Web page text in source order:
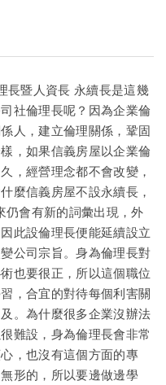
長暨人資長 永續長是這幾
社倫理長呢？因為企業倫
人，建立倫理關係，鞏固
，如果信義房屋以企業倫
，經營理念都不會改變，
麼信義房屋不設永續長，
仍會有新的詞彙出現，外
此設倫理長便能延續設立
公司宗旨。身為倫理長對
也要很正，所以這個職位
，合宜的對待每個利害關
。為什麼很多企業沒辦法
難設，身為倫理長會非常
，也沒有這個方面的專
形的，所以要邊做邊學